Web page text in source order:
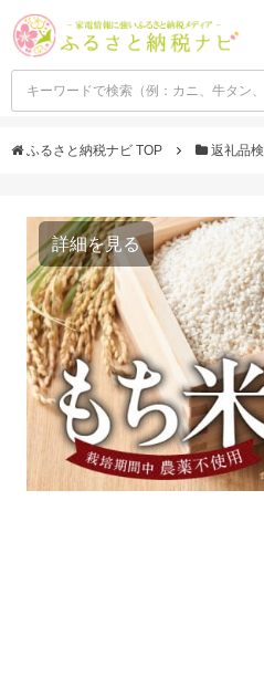
ふるさと納税ナビ TOP 返礼品
詳細を見る